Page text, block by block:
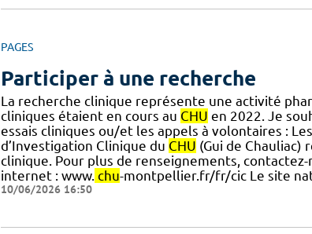
PAGES
Participer à une recherche
La recherche clinique représente une activité
cliniques étaient en cours au CHU en 2022. Je
essais cliniques ou/et les appels à volontaires :
d’Investigation Clinique du CHU (Gui de Chauliac)
clinique. Pour plus de renseignements,
internet : www. chu-montpellier.fr/fr/cic Le site
10/06/2026 16:50